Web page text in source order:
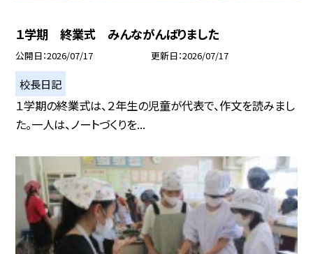
１学期 終業式 みんながんばりました
公開日 2026/07/17 更新日 2026/07/17
校長日記
１学期の終業式は、２年生の児童が代表で、作文を読みまし
た。一人は、ノートづくりを...